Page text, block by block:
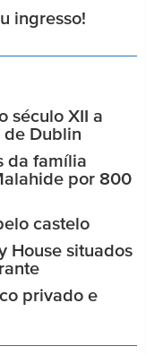
ingresso!
século XII a
de Dublin
da família
por 800
castelo
House situados
privado e